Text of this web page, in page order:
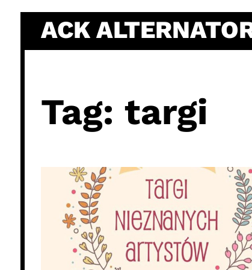
content
ACK
Tag: targi